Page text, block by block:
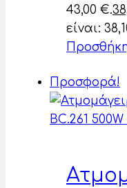
43,00 €.
είναι:
Προσφορά!